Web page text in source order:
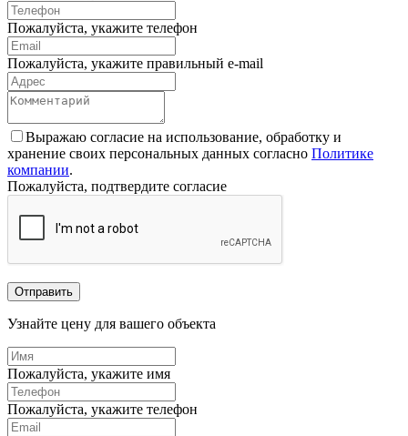
Пожалуйста, укажите телефон
Пожалуйста, укажите правильный e-mail
Выражаю согласие на использование, обработку и
хранение своих персональных данных согласно Политике
компании.
Пожалуйста, подтвердите согласие
Отправить
Узнайте цену для вашего объекта
Пожалуйста, укажите имя
Пожалуйста, укажите телефон